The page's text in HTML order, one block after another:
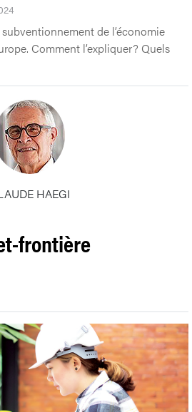
de l’économie
Comment l’expliquer? Quels
HAEGI
frontière